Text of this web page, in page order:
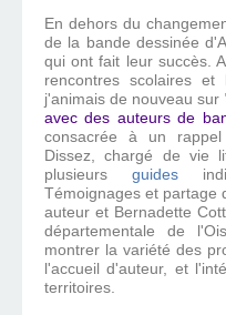
En dehors du
de la bande dessinée
qui ont fait leur succès.
rencontres scolaires et
j'animais de nouveau sur
avec des auteurs de
consacrée à un
Dissez, chargé de vie
plusieurs guides
Témoignages et partage
auteur et Bernadette
départementale de
montrer la variété des
l'accueil d'auteur, et
territoires.